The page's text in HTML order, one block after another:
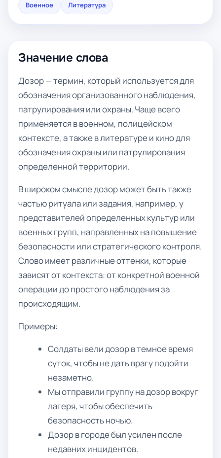
Военное Литература
Значение слова
Дозор — термин, который используется для
обозначения организованного наблюдения,
патрулирования или охраны. Чаще всего
применяется в военном, полицейском
контексте, а также в литературе и кино для
обозначения охраны или патрулирования
определенной территории.
В широком смысле дозор может быть также
частью ритуала или задания, например, у
представителей определенных культур или
военных групп, направленных на повышение
безопасности или стратегического контроля.
Слово имеет различные оттенки, которые
зависят от контекста: от конкретной военной
операции до простого наблюдения за
происходящим.
Примеры:
Солдаты вели дозор в темное время
суток, чтобы не дать врагу подойти
незаметно.
Мы отправили группу на дозор вокруг
лагеря, чтобы обеспечить
безопасность ночью.
Дозор в городе был усилен после
недавних инцидентов.